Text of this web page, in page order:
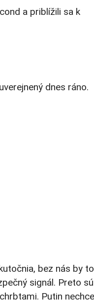
a priblížili sa k
dnes ráno.
bez nás by to
signál. Preto sú
Putin nechce